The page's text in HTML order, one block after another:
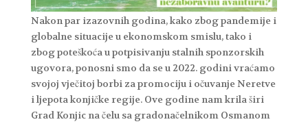
Nakon par izazovnih godina, kako zbog pandemije i
globalne situacije u ekonomskom smislu, tako i
zbog poteškoća u potpisivanju stalnih sponzorskih
ugovora, ponosni smo da se u 2022. godini vraćamo
svojoj vječitoj borbi za promociju i očuvanje Neretve
i ljepota konjičke regije. Ove godine nam krila širi
Grad Konjic na čelu sa gradonačelnikom Osmanom